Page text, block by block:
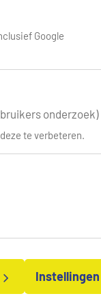
Ons
andere natuur,
water en bodem
watersysteem
bodem anders
zoet
Google
onderzoek)
te verbeteren.